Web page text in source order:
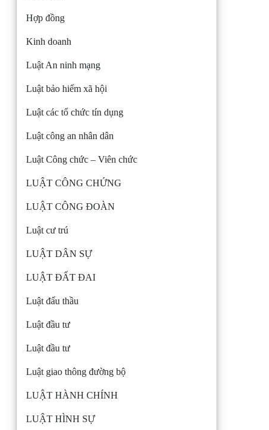
Hợp đồng
Kinh doanh
Luật An ninh mạng
Luật bảo hiểm xã hội
Luật các tổ chức tín dụng
Luật công an nhân dân
Luật Công chức – Viên chức
LUẬT CÔNG CHỨNG
LUẬT CÔNG ĐOÀN
Luật cư trú
LUẬT DÂN SỰ
LUẬT ĐẤT ĐAI
Luật đấu thầu
Luật đầu tư
Luật đầu tư
Luật giao thông đường bộ
LUẬT HÀNH CHÍNH
LUẬT HÌNH SỰ